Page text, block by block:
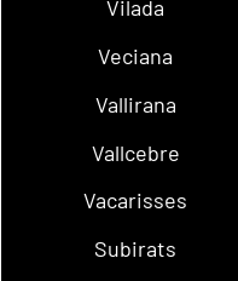
Vilada
Veciana
Vallirana
Vallcebre
Vacarisses
Subirats